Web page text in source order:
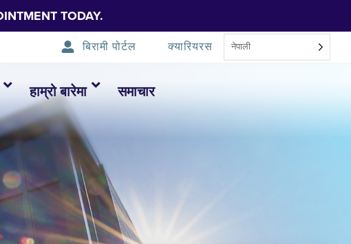
TODAY.
बिरामी पोर्टल क्यारियरस नेपाली
हाम्रो बारेमा समाचार